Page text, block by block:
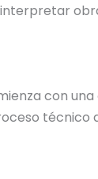
con
técnico